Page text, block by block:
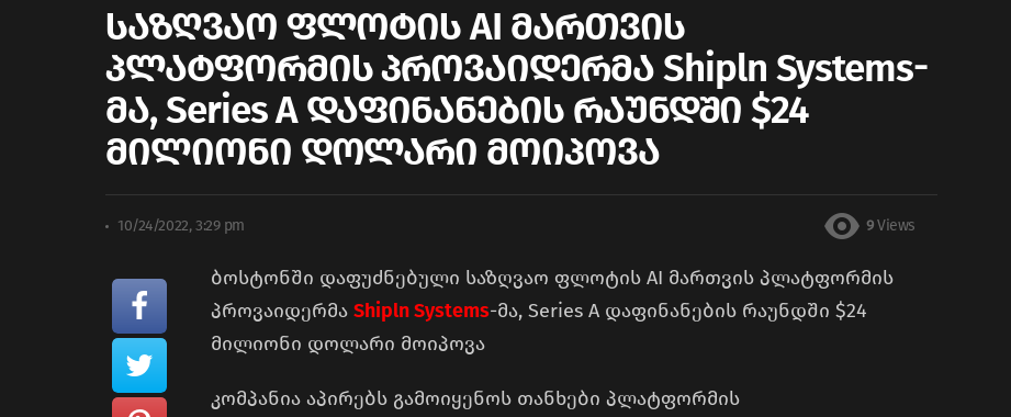
საზღვაო ფლოტის AI მართვის
პლატფორმის პროვაიდერმა Shipln Systems-
მა, Series A დაფინანების რაუნდში $24
მილიონი დოლარი მოიპოვა
10/24/2022, 3:29 pm 9 Views
ბოსტონში დაფუძნებული საზღვაო ფლოტის AI მართვის პლატფორმის
პროვაიდერმა Shipln Systems-მა, Series A დაფინანების რაუნდში $24
მილიონი დოლარი მოიპოვა
კომპანია აპირებს გამოიყენოს თანხები პლატფორმის